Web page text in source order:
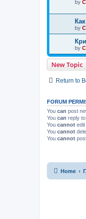
by
by
by
New Topic
Return to
FORUM
You can post
You can reply
You cannot
You cannot
You cannot
Home